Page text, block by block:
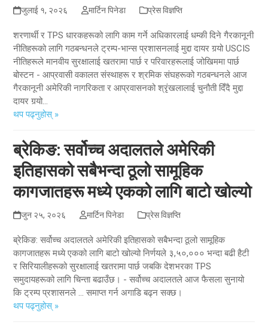
जुलाई १, २०२६ मार्टिन पिनेडा प्रेस विज्ञप्ति
शरणार्थी र TPS धारकहरूको लागि काम गर्ने अधिकारलाई धम्की दिने गैरकानूनी
नीतिहरूको लागि गठबन्धनले ट्रम्प-भान्स प्रशासनलाई मुद्दा दायर गर्‍यो USCIS
नीतिहरूले मानवीय सुरक्षालाई खतरामा पार्छ र परिवारहरूलाई जोखिममा पार्छ
बोस्टन - आप्रवासी वकालत संस्थाहरू र श्रमिक संघहरूको गठबन्धनले आज
गैरकानूनी अमेरिकी नागरिकता र आप्रवासनको श्रृंखलालाई चुनौती दिँदै मुद्दा
दायर गर्‍यो...
थप पढ्नुहोस् »
ब्रेकिङ: सर्वोच्च अदालतले अमेरिकी
इतिहासको सबैभन्दा ठूलो सामूहिक
कागजातहरू मध्ये एकको लागि बाटो खोल्यो
जुन २५, २०२६ मार्टिन पिनेडा प्रेस विज्ञप्ति
ब्रेकिङ: सर्वोच्च अदालतले अमेरिकी इतिहासको सबैभन्दा ठूलो सामूहिक
कागजातहरू मध्ये एकको लागि बाटो खोल्यो निर्णयले ३,५०,००० भन्दा बढी हैटी
र सिरियालीहरूको सुरक्षालाई खतरामा पार्छ जबकि देशभरका TPS
समुदायहरूको लागि चिन्ता बढाउँछ। - सर्वोच्च अदालतले आज फैसला सुनायो
कि ट्रम्प प्रशासनले ... समाप्त गर्न अगाडि बढ्न सक्छ।
थप पढ्नुहोस् »